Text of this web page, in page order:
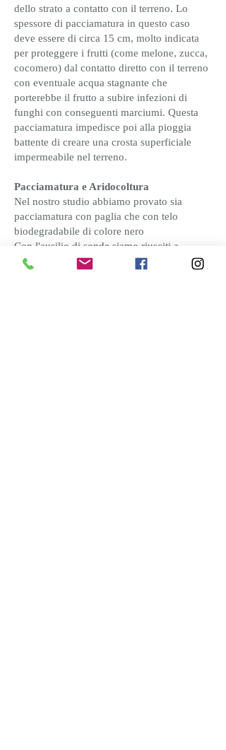
dello strato a contatto con il terreno. Lo
spessore di pacciamatura in questo caso
deve essere di circa 15 cm, molto indicata
per proteggere i frutti (come melone, zucca,
cocomero) dal contatto diretto con il terreno
con eventuale acqua stagnante che
porterebbe il frutto a subire infezioni di
funghi con conseguenti marciumi. Questa
pacciamatura impedisce poi alla pioggia
battente di creare una crosta superficiale
impermeabile nel terreno.
Pacciamatura e Aridocoltura
Nel nostro studio abbiamo provato sia
pacciamatura con paglia che con telo
biodegradabile di colore nero​
Con l'ausilio di sonde siamo riusciti a
quantificare l'umidità presente nel terreno,